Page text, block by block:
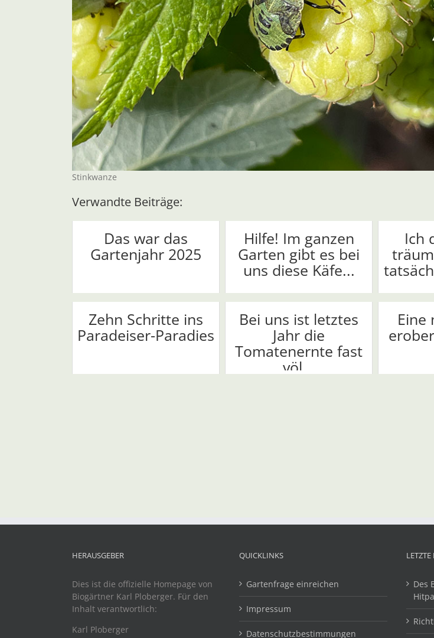
Stinkwanze
Verwandte Beiträge:
Das war das
Gartenjahr 2025
Hilfe! Im ganzen
Garten gibt es bei
uns diese Käfe...
Ich
Zehn Schritte ins
Paradeiser-Paradies
Bei uns ist letztes
Jahr die
Tomatenernte fast
völ...
Eine
HERAUSGEBER
Dies ist die offizielle Homepage von
Biogärtner Karl Ploberger. Für den
Inhalt verantwortlich:
Karl Ploberger
QUICKLINKS
Gartenfrage einreichen
Impressum
Datenschutzbestimmungen
LETZTE
Des